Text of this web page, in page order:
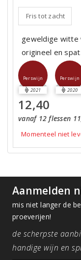
Fris tot zacht
geweldige witte
origineel en
Perswijn
2021
Perswijn
2020
12,40
vanaf 12 flessen
Momenteel niet
Aanmelden
mis niet langer de
proeverijen!
de scherpste
handige wijn en